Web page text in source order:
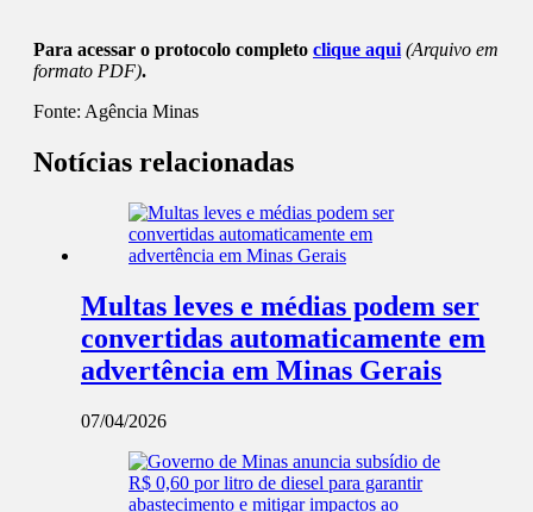
Para acessar o protocolo completo clique aqui (Arquivo em
formato PDF).
Fonte: Agência Minas
Notícias relacionadas
Multas leves e médias podem ser
convertidas automaticamente em
advertência em Minas Gerais
07/04/2026